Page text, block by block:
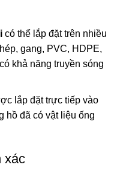
có thể lắp đặt trên nhiều
gang, PVC, HDPE,
khả năng truyền sóng
lắp đặt trực tiếp vào
hồ đã có vật liệu ống
xác